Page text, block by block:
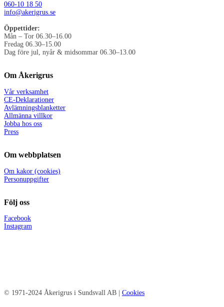
060-10 18 50
info@akerigrus.se
Öppettider:
Mån – Tor 06.30–16.00
Fredag 06.30–15.00
Dag före jul, nyår & midsommar 06.30–13.00
Om Åkerigrus
Vår verksamhet
CE-Deklarationer
Avlämningsblanketter
Allmänna villkor
Jobba hos oss
Press
Om webbplatsen
Om kakor (cookies)
Personuppgifter
Följ oss
Facebook
Instagram
© 1971-2024 Åkerigrus i Sundsvall AB | Cookies